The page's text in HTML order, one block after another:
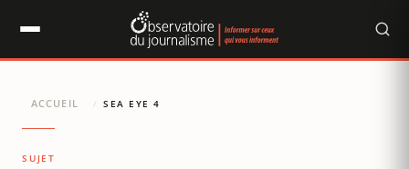
ACCUEIL / SEA EYE 4
SUJET
Panneau de gestion des cookies